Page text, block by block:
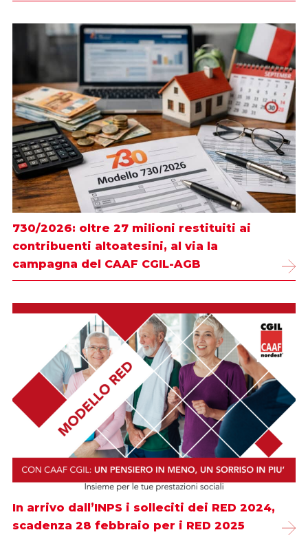
730/2026: oltre 27 milioni restituiti ai
contribuenti altoatesini, al via la
campagna del CAAF CGIL-AGB
In arrivo dall’INPS i solleciti dei RED 2024,
scadenza 28 febbraio per i RED 2025